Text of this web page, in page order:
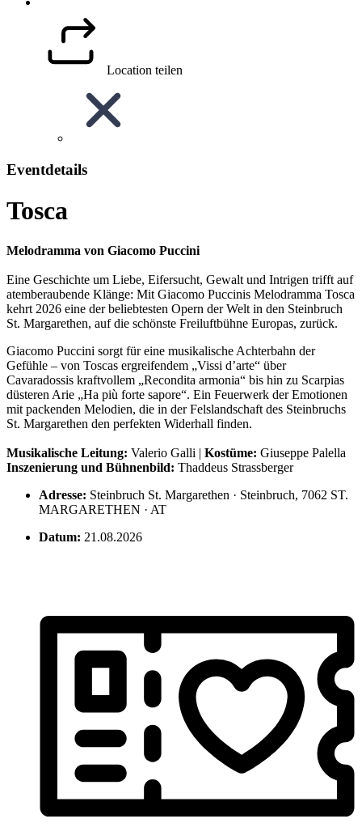
Location teilen
Eventdetails
Tosca
Melodramma von Giacomo Puccini
Eine Geschichte um Liebe, Eifersucht, Gewalt und Intrigen trifft auf
atemberaubende Klänge: Mit Giacomo Puccinis Melodramma Tosca
kehrt 2026 eine der beliebtesten Opern der Welt in den Steinbruch
St. Margarethen, auf die schönste Freiluftbühne Europas, zurück.
Giacomo Puccini sorgt für eine musikalische Achterbahn der
Gefühle – von Toscas ergreifendem „Vissi d’arte“ über
Cavaradossis kraftvollem „Recondita armonia“ bis hin zu Scarpias
düsteren Arie „Ha più forte sapore“. Ein Feuerwerk der Emotionen
mit packenden Melodien, die in der Felslandschaft des Steinbruchs
St. Margarethen den perfekten Widerhall finden.
Musikalische Leitung: Valerio Galli | Kostüme: Giuseppe Palella
Inszenierung und Bühnenbild: Thaddeus Strassberger
Adresse: Steinbruch St. Margarethen · Steinbruch, 7062 ST.
MARGARETHEN · AT
Datum: 21.08.2026